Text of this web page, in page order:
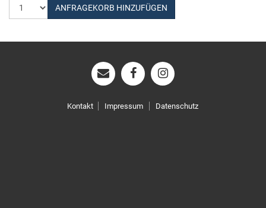
wählen
ANFRAGEKORB HINZUFÜGEN
Kontakt Impressum Datenschutz